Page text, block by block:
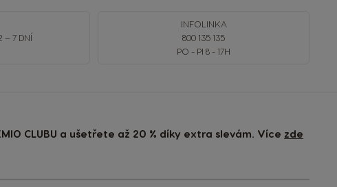
– 7 DNÍ
INFOLINKA
800 135 135
PO - PI 8 - 17H
CLUBU a ušetřete až 20 % díky extra slevám. Více zde